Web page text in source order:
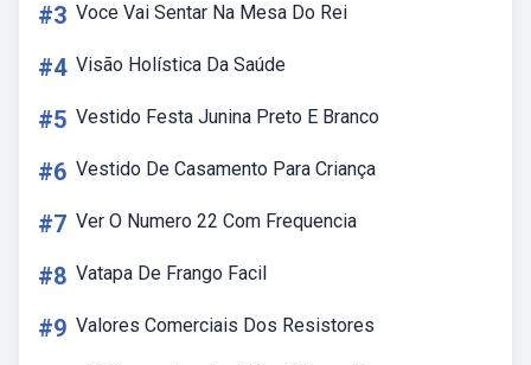
#3 Voce Vai Sentar Na Mesa Do Rei
#4 Visão Holística Da Saúde
#5 Vestido Festa Junina Preto E Branco
#6 Vestido De Casamento Para Criança
#7 Ver O Numero 22 Com Frequencia
#8 Vatapa De Frango Facil
#9 Valores Comerciais Dos Resistores